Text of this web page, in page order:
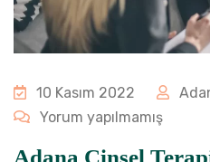
10 Kasım 2022
Yorum yapılmamış
Adana Cinsel